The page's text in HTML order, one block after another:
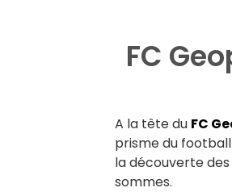
FC
A la tête du FC
prisme du
la découverte
sommes.